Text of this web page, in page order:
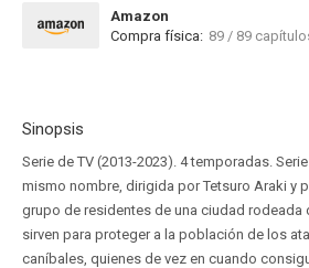
Amazon
Compra física: 89 / 89
Sinopsis
Serie de TV (2013-2023). 4 temporadas.
mismo nombre, dirigida por Tetsuro Araki y
grupo de residentes de una ciudad rodeada
sirven para proteger a la población de los
caníbales, quienes de vez en cuando